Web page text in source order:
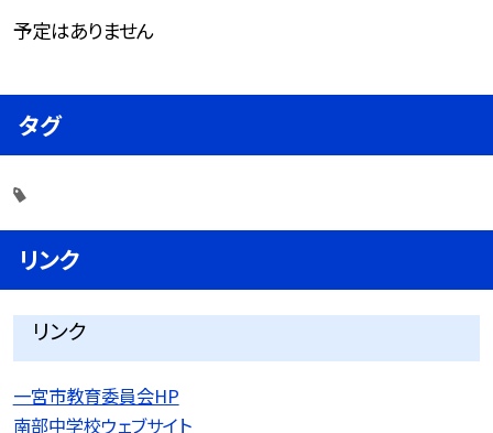
予定はありません
タグ
リンク
リンク
一宮市教育委員会HP
南部中学校ウェブサイト